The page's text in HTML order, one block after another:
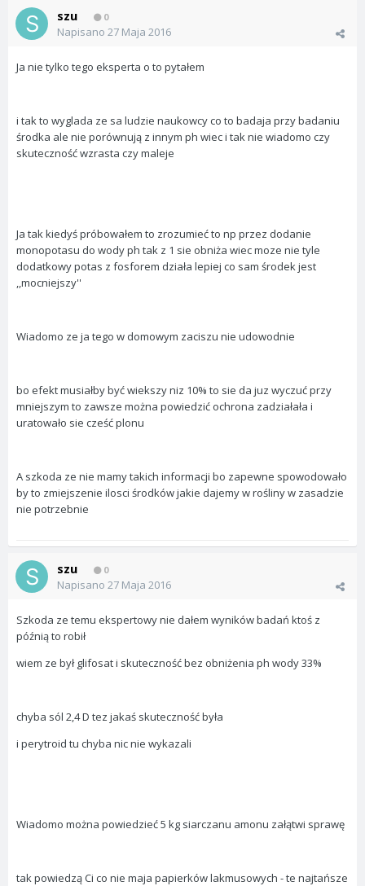
szu 0
Napisano 27 Maja 2016
Ja nie tylko tego eksperta o to pytałem
i tak to wyglada ze sa ludzie naukowcy co to badaja przy badaniu
środka ale nie porównują z innym ph wiec i tak nie wiadomo czy
skuteczność wzrasta czy maleje
Ja tak kiedyś próbowałem to zrozumieć to np przez dodanie
monopotasu do wody ph tak z 1 sie obniża wiec moze nie tyle
dodatkowy potas z fosforem działa lepiej co sam środek jest
,,mocniejszy''
Wiadomo ze ja tego w domowym zaciszu nie udowodnie
bo efekt musiałby być wiekszy niz 10% to sie da juz wyczuć przy
mniejszym to zawsze można powiedzić ochrona zadziałała i
uratowało sie cześć plonu
A szkoda ze nie mamy takich informacji bo zapewne spowodowało
by to zmiejszenie ilosci środków jakie dajemy w rośliny w zasadzie
nie potrzebnie
szu 0
Napisano 27 Maja 2016
Szkoda ze temu ekspertowy nie dałem wyników badań ktoś z
późnią to robił
wiem ze był glifosat i skuteczność bez obniżenia ph wody 33%
chyba sól 2,4 D tez jakaś skuteczność była
i perytroid tu chyba nic nie wykazali
Wiadomo można powiedzieć 5 kg siarczanu amonu załątwi sprawę
tak powiedzą Ci co nie maja papierków lakmusowych - te najtańsze